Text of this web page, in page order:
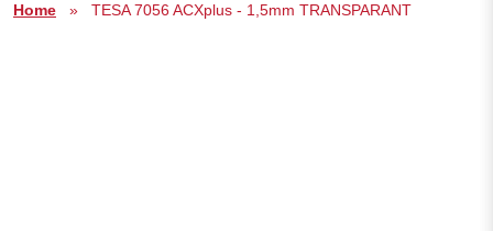
Home » TESA 7056 ACXplus - 1,5mm TRANSPARANT